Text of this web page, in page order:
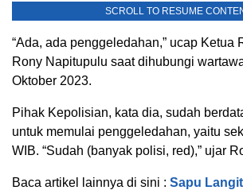
SCROLL TO RESUME
“Ada, ada penggeledahan,” ucap Ketua
Rony Napitupulu saat dihubungi
Oktober 2023.
Pihak Kepolisian, kata dia, sudah
untuk memulai penggeledahan, yaitu
WIB. “Sudah (banyak polisi, red),” ujar
Baca artikel lainnya di sini : Sapu